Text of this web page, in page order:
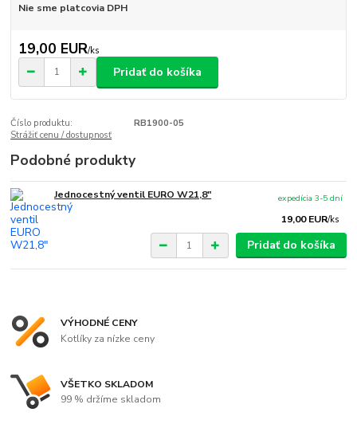
Nie sme platcovia DPH
19,00 EUR/ks
Pridať do košíka
Číslo produktu:
RB1900-05
Strážiť cenu / dostupnosť
Podobné produkty
Jednocestný ventil EURO W21,8"
19,00 EUR/ks
expedícia 3-5 dní
Pridať do košíka
VÝHODNÉ CENY
Kotlíky za nízke ceny
VŠETKO SKLADOM
99 % držíme skladom